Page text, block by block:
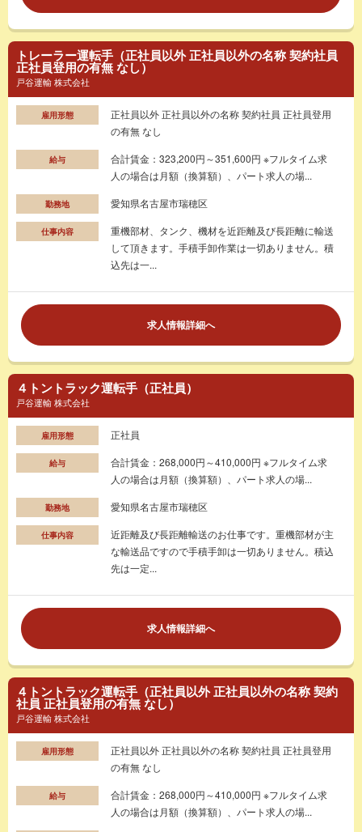
トレーラー運転手（正社員以外 正社員以外の名称 契約社員
正社員登用の有無 なし）
戸谷運輸 株式会社
雇用形態
正社員以外 正社員以外の名称 契約社員 正社員登用
の有無 なし
給与
合計賃金：323,200円～351,600円 ※フルタイム求
人の場合は月額（換算額）、パート求人の場...
勤務地 愛知県名古屋市瑞穂区
仕事内容
重機部材、タンク、機材を近距離及び長距離に輸送
して頂きます。手積手卸作業は一切ありません。積
込先は一...
求人情報詳細へ
４トントラック運転手（正社員）
戸谷運輸 株式会社
雇用形態 正社員
給与
合計賃金：268,000円～410,000円 ※フルタイム求
人の場合は月額（換算額）、パート求人の場...
勤務地 愛知県名古屋市瑞穂区
仕事内容
近距離及び長距離輸送のお仕事です。重機部材が主
な輸送品ですので手積手卸は一切ありません。積込
先は一定...
求人情報詳細へ
４トントラック運転手（正社員以外 正社員以外の名称 契約
社員 正社員登用の有無 なし）
戸谷運輸 株式会社
雇用形態
正社員以外 正社員以外の名称 契約社員 正社員登用
の有無 なし
給与
合計賃金：268,000円～410,000円 ※フルタイム求
人の場合は月額（換算額）、パート求人の場...